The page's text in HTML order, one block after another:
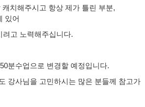
캐치해주시고 항상 제가 틀린 부분,
있어
고 노력해주십니다.
분수업으로 변경할 예정입니다.
강사님을 고민하시는 많은 분들께 참고가